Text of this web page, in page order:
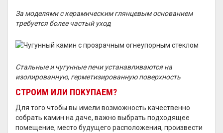
За моделями с керамическим глянцевым основанием
требуется более частый уход
Стальные и чугунные печи устанавливаются на
изолированную, герметизированную поверхность
СТРОИМ ИЛИ ПОКУПАЕМ?
Для того чтобы вы имели возможность качественно
собрать камин на даче, важно выбрать подходящее
помещение, место будущего расположения, произвести